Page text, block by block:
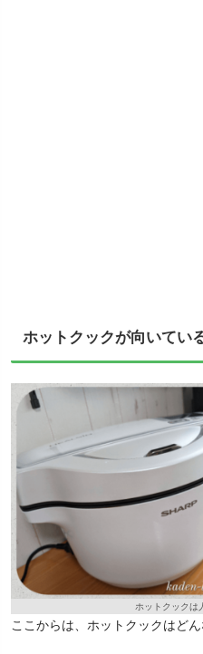
ホットクックが向いてい
ホットクックは
ここからは、ホットクックはど